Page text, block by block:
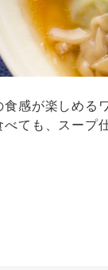
食感が楽しめる
べても、スープ